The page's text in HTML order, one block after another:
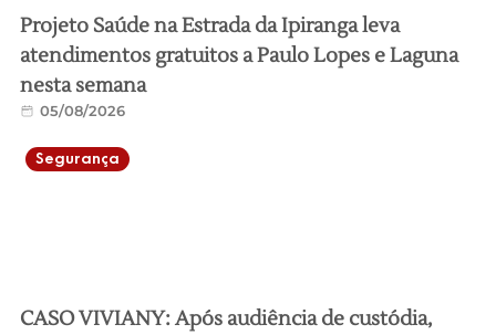
Projeto Saúde na Estrada da Ipiranga leva
atendimentos gratuitos a Paulo Lopes e Laguna
nesta semana
05/08/2026
Segurança
CASO VIVIANY: Após audiência de custódia,